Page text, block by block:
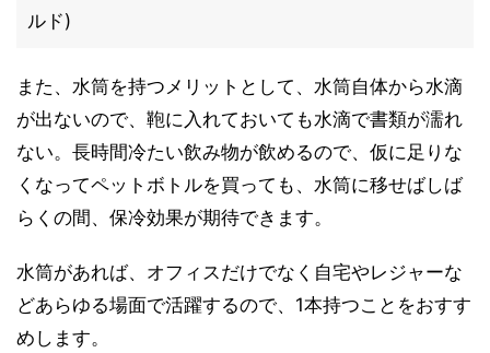
ルド)
また、水筒を持つメリットとして、水筒自体から水滴
が出ないので、鞄に入れておいても水滴で書類が濡れ
ない。長時間冷たい飲み物が飲めるので、仮に足りな
くなってペットボトルを買っても、水筒に移せばしば
らくの間、保冷効果が期待できます。
水筒があれば、オフィスだけでなく自宅やレジャーな
どあらゆる場面で活躍するので、1本持つことをおすす
めします。